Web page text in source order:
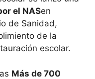
el NASen
de Sanidad,
de la
escolar.
Más de 700